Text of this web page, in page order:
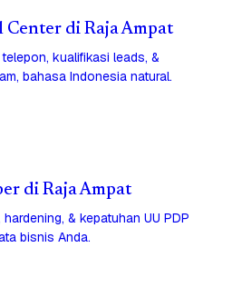
Center di Raja Ampat
kualifikasi leads, &
bahasa Indonesia natural.
di Raja Ampat
& kepatuhan UU PDP
bisnis Anda.